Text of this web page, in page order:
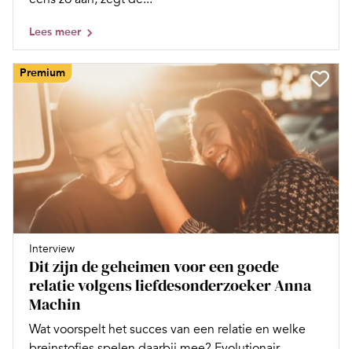
Lees meer
Premium
Interview
Dit zijn de geheimen voor een goede
relatie volgens liefdesonderzoeker Anna
Machin
Wat voorspelt het succes van een relatie en welke